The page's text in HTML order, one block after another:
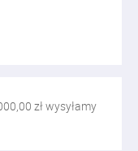
zł wysyłamy